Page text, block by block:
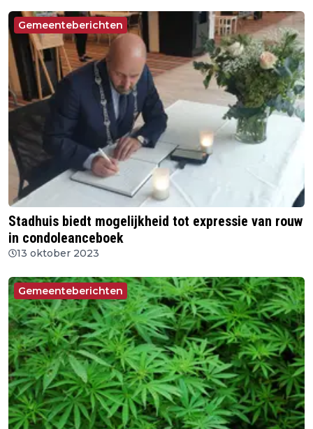
Gemeenteberichten
Stadhuis biedt mogelijkheid tot expressie van rouw
in condoleanceboek
13 oktober 2023
Gemeenteberichten